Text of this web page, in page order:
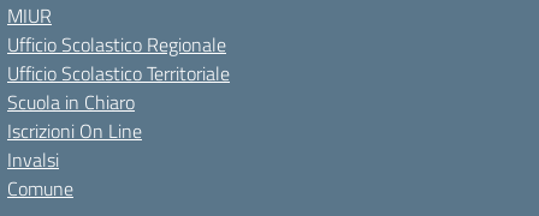
MIUR
Ufficio Scolastico Regionale
Ufficio Scolastico Territoriale
Scuola in Chiaro
Iscrizioni On Line
Invalsi
Comune